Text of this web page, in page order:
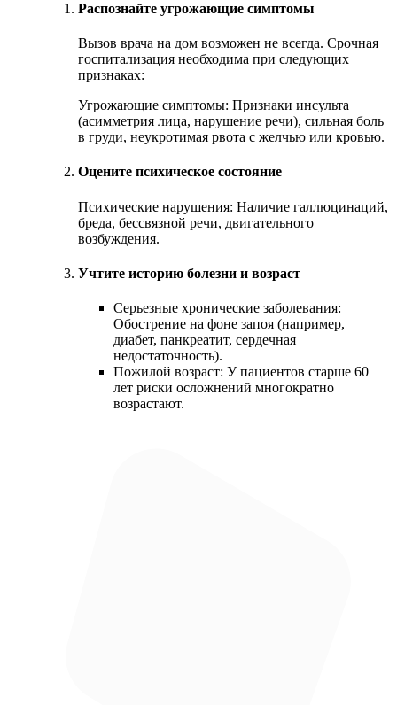
Распознайте угрожающие симптомы
Вызов врача на дом возможен не всегда. Срочная
госпитализация необходима при следующих
признаках:
Угрожающие симптомы: Признаки инсульта
(асимметрия лица, нарушение речи), сильная боль
в груди, неукротимая рвота с желчью или кровью.
Оцените психическое состояние
Психические нарушения: Наличие галлюцинаций,
бреда, бессвязной речи, двигательного
возбуждения.
Учтите историю болезни и возраст
Серьезные хронические заболевания:
Обострение на фоне запоя (например,
диабет, панкреатит, сердечная
недостаточность).
Пожилой возраст: У пациентов старше 60
лет риски осложнений многократно
возрастают.